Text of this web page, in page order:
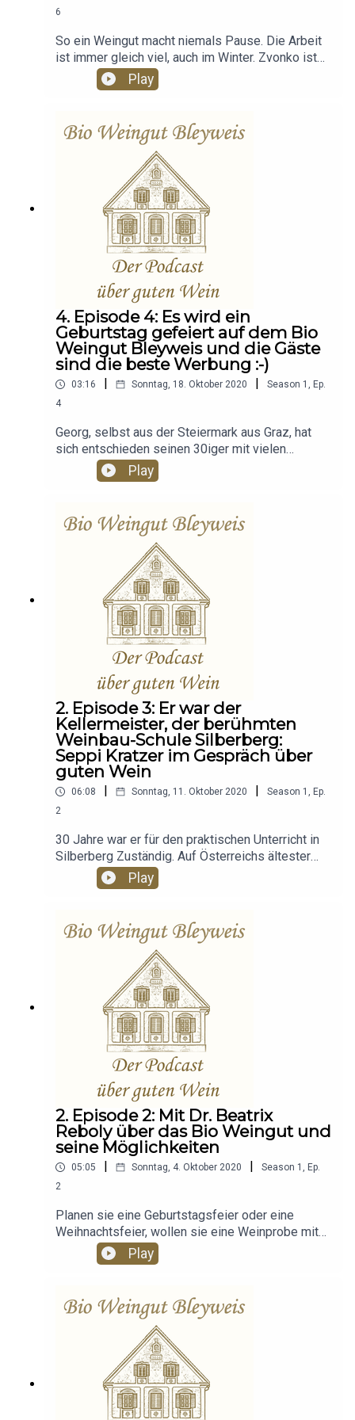
6
So ein Weingut macht niemals Pause. Die Arbeit
ist immer gleich viel, auch im Winter. Zvonko ist
auf dem Bioweingut Bleyweis fest angestellt und
hat zu jeder Jahreszeit sehr viel zu tun. Was das
Podcast. Warum die Bienen ihn lieben, ist auch
sehr interessant und hier zu erfahren :-)
Play
4. Episode 4: Es wird ein
Geburtstag gefeiert auf dem Bio
Weingut Bleyweis und die Gäste
sind die beste Werbung :-)
03:16 | Sonntag, 18. Oktober 2020 | Season 1 , Ep.
4
Georg, selbst aus der Steiermark aus Graz, hat
sich entschieden seinen 30iger mit vielen
Freunden auf dem Bio Weingut Bleyweis zu
feiern. Dazu gab es feine Speisen auf dem Teller
Stimmung hätte besser nicht sein können...aber
hören sie selbst, dass eine Feier auf dem Bio
Weingut Bleyweis viel Spaß macht.
Play
2. Episode 3: Er war der
Kellermeister, der berühmten
Weinbau-Schule Silberberg:
Seppi Kratzer im Gespräch über
guten Wein
06:08 Sonntag, 11. Oktober 2020 Season 1 , Ep.
2
30 Jahre war er für den praktischen Unterricht in
Silberberg Zuständig. Auf Österreichs ältester
Weinbau-Schule, war Seppi Kratzer für die
Trauben und Weine im Keller zuständig und hat
Weine kreiert. Dieses Wissen kommt jetzt dem
Bio Weingut Bleyweis zugute, denn Seppi ( jetzt
im Ruhestand) steht mit rat und Tat zur Seite .
Play
2. Episode 2: Mit Dr. Beatrix
Reboly über das Bio Weingut und
seine Möglichkeiten
05:05 Sonntag, 4. Oktober 2020 Season 1 , Ep.
2
Planen sie eine Geburtstagsfeier oder eine
Weihnachtsfeier, wollen sie eine Weinprobe mit
Familie oder Freunden erleben? Denken sie über
eine besondere Hochzeit nach? Auf dem Bio
alles möglich. Das Weingut hat sogar vom
Standesamt in Kitzeck die Erlaubnis Trauungen
durchzuführen, natürlich mit den Kitzecker
Standesbeamten. Es gibt auch eine Kapelle auf
dem Bio Weingut, für Kirchliche Trauungen oder
Taufen. Die Möglichkeiten für Feiern und
Veranstaltungen jeglicher Art sind vielfältig,
erzählt uns die Inhaberin Dr. Beatrix Reboly.
Play